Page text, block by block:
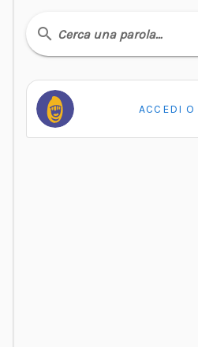
Cerca una parola…
ACCEDI O